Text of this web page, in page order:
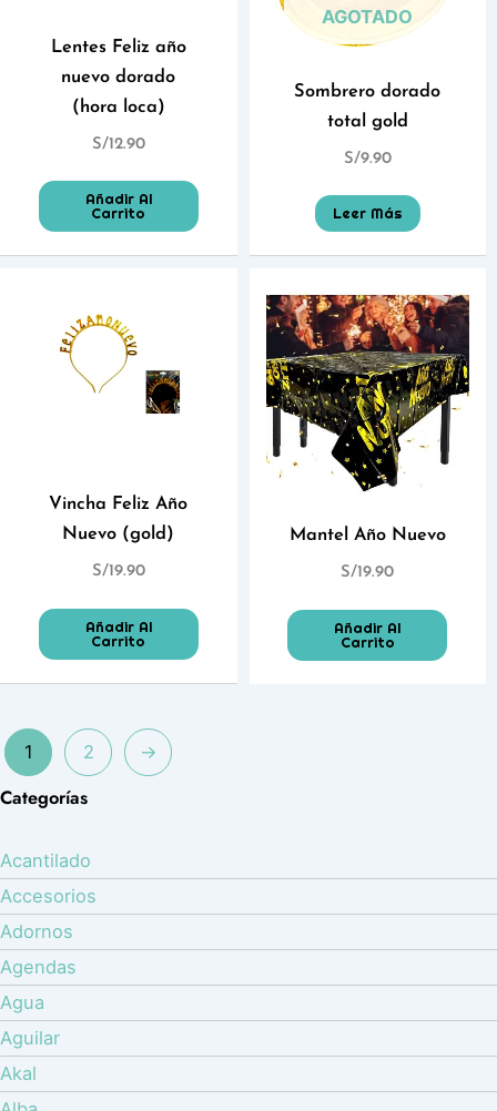
Categorías
Acantilado
Accesorios
Adornos
Agendas
Agua
Aguilar
Akal
Lentes Feliz año
nuevo dorado
(hora loca)
S/12.90
Añadir Al
Carrito
AGOTADO
Sombrero dorado
total gold
S/9.90
Leer Más
Vincha Feliz Año
Nuevo (gold)
S/19.90
Añadir Al
Carrito
Mantel Año Nuevo
S/19.90
Añadir Al
Carrito
1 2 →